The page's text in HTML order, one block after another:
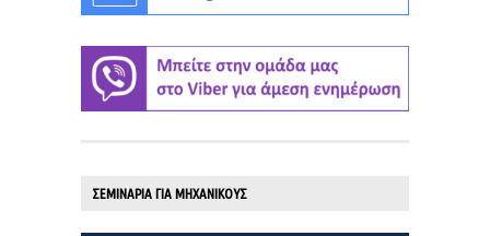
ΣΕΜΙΝΑΡΙΑ ΓΙΑ ΜΗΧΑΝΙΚΟΥΣ